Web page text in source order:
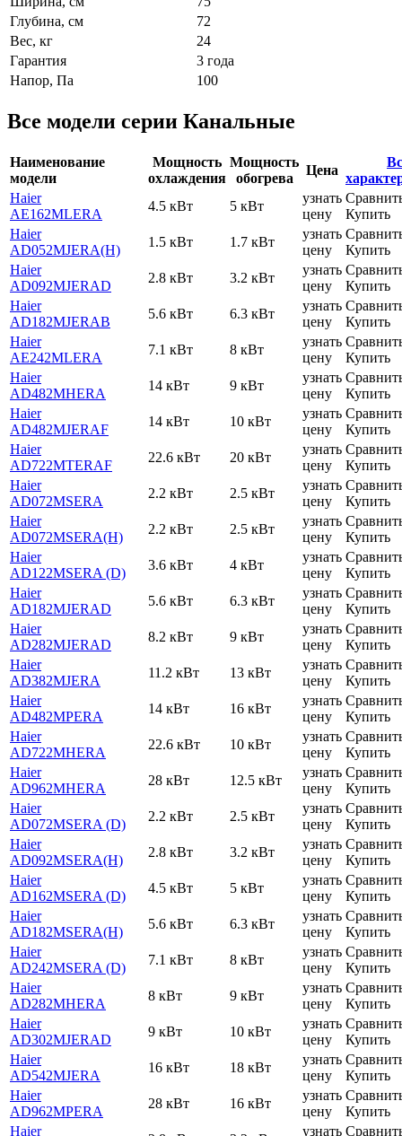
Глубина, см
72
Вес, кг
24
Гарантия
3 года
Напор, Па
100
Все модели серии Канальные
Наименование
модели
Мощность
охлаждения
Мощность
обогрева
Цена
Haier
AE162MLERA
4.5 кВт 5 кВт
узнать
цену
Купить
Haier
AD052MJERA(H)
1.5 кВт 1.7 кВт
узнать
цену
Купить
Haier
AD092MJERAD
2.8 кВт 3.2 кВт
узнать
цену
Купить
Haier
AD182MJERAB
5.6 кВт 6.3 кВт
узнать
цену
Купить
Haier
AE242MLERA
7.1 кВт 8 кВт
узнать
цену
Купить
Haier
AD482MHERA
14 кВт 9 кВт
узнать
цену
Купить
Haier
AD482MJERAF
14 кВт 10 кВт
узнать
цену
Купить
Haier
AD722MTERAF
22.6 кВт 20 кВт
узнать
цену
Купить
Haier
AD072MSERA
2.2 кВт 2.5 кВт
узнать
цену
Купить
Haier
AD072MSERA(H)
2.2 кВт 2.5 кВт
узнать
цену
Купить
Haier
AD122MSERA (D)
3.6 кВт 4 кВт
узнать
цену
Купить
Haier
AD182MJERAD
5.6 кВт 6.3 кВт
узнать
цену
Купить
Haier
AD282MJERAD
8.2 кВт 9 кВт
узнать
цену
Купить
Haier
AD382MJERA
11.2 кВт 13 кВт
узнать
цену
Купить
Haier
AD482MPERA
14 кВт 16 кВт
узнать
цену
Купить
Haier
AD722MHERA
22.6 кВт 10 кВт
узнать
цену
Купить
Haier
AD962MHERA
28 кВт 12.5 кВт
узнать
цену
Купить
Haier
AD072MSERA (D)
2.2 кВт 2.5 кВт
узнать
цену
Купить
Haier
AD092MSERA(H)
2.8 кВт 3.2 кВт
узнать
цену
Купить
Haier
AD162MSERA (D)
4.5 кВт 5 кВт
узнать
цену
Купить
Haier
AD182MSERA(H)
5.6 кВт 6.3 кВт
узнать
цену
Купить
Haier
AD242MSERA (D)
7.1 кВт 8 кВт
узнать
цену
Купить
Haier
AD282MHERA
8 кВт 9 кВт
узнать
цену
Купить
Haier
AD302MJERAD
9 кВт 10 кВт
узнать
цену
Купить
Haier
AD542MJERA
16 кВт 18 кВт
узнать
цену
Купить
Haier
AD962MPERA
28 кВт 16 кВт
узнать
цену
Купить
Haier
узнать